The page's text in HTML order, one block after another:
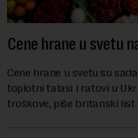
Cene hrane u svetu
Cene hrane u svetu su
toplotni talasi i ratovi u
troškove, piše britanski list